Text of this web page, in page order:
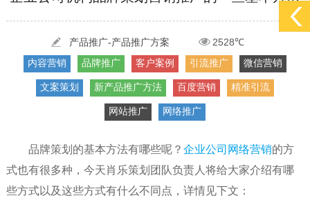
更多 >
疫情当下公司企业品牌网络营销策划推广怎么做，国内知...
产品推广-产品推广方案
2528℃
内容营销
品牌推广 客户案例 引流推广 微信营销
文案策划 新产品推广方法 百度营销 精准引流
网站推广 网络推广
品牌策划的基本方法有哪些呢？ 企业公司网络营销的方
式也有很多种，今天肖乐策划团队负责人将给大家介绍有哪
些方式以及这些方式有什么不同点，详情见下文：